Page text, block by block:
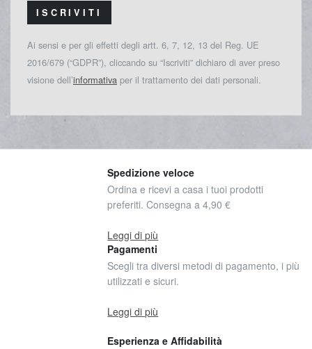
ISCRIVITI
Ai sensi e per gli effetti degli artt. 6, 7, 12, 13 del Reg. UE
2016/679 (“GDPR”), cliccando su “Iscriviti” dichiaro di aver preso
visione dell’informativa per il trattamento dei dati personali.
Spedizione veloce
Ordina e ricevi a casa i tuoi prodotti
preferiti. Consegna a 4,90 €
Leggi di più
Pagamenti
Scegli tra diversi metodi di pagamento, i più
utilizzati e sicuri.
Leggi di più
Esperienza e Affidabilità